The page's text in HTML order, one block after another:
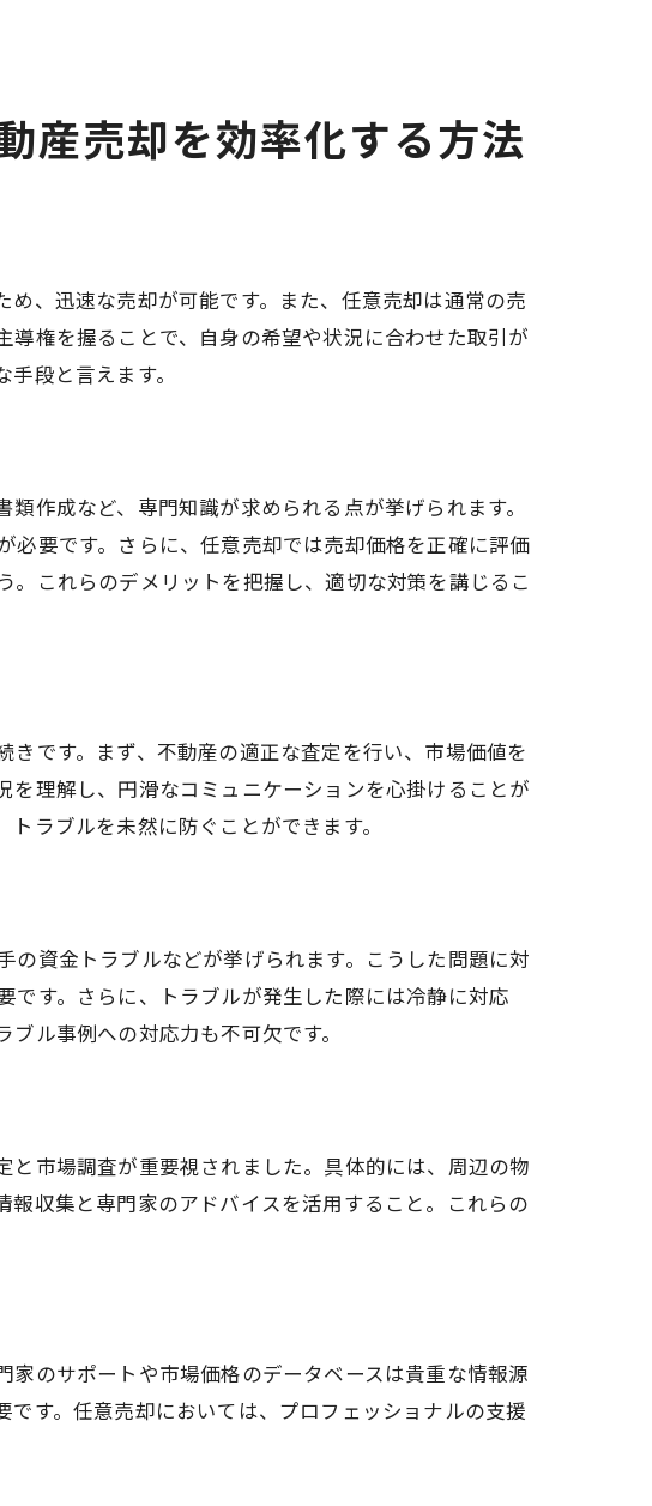
却を進めるために
を目指して
産売却を効率化する方法
、迅速な売却が可能です。また、任意売却は通常の売
権を握ることで、自身の希望や状況に合わせた取引が
段と言えます。
作成など、専門知識が求められる点が挙げられます。
要です。さらに、任意売却では売却価格を正確に評価
これらのデメリットを把握し、適切な対策を講じるこ
です。まず、不動産の適正な査定を行い、市場価値を
理解し、円滑なコミュニケーションを心掛けることが
ラブルを未然に防ぐことができます。
資金トラブルなどが挙げられます。こうした問題に対
す。さらに、トラブルが発生した際には冷静に対応
ル事例への対応力も不可欠です。
市場調査が重要視されました。具体的には、周辺の物
収集と専門家のアドバイスを活用すること。これらの
のサポートや市場価格のデータベースは貴重な情報源
す。任意売却においては、プロフェッショナルの支援